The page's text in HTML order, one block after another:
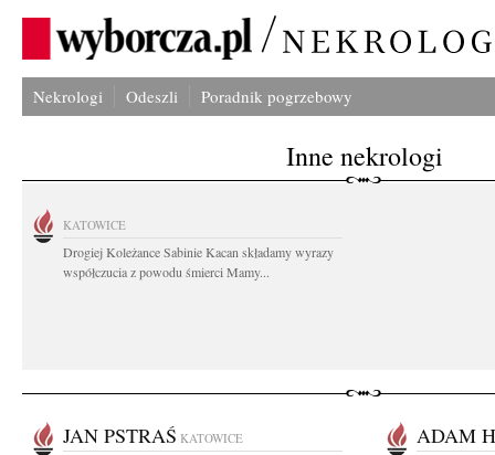
Nekrologi Odeszli Poradnik pogrzebowy
Inne nekrologi
KATOWICE
Drogiej Koleżance Sabinie Kacan składamy wyrazy
współczucia z powodu śmierci Mamy...
JAN PSTRAŚ KATOWICE ADAM